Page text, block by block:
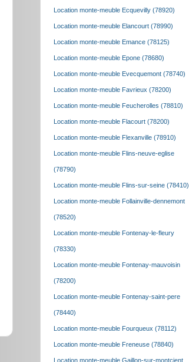
Location monte-meuble Ecquevilly (78920)
Location monte-meuble Elancourt (78990)
Location monte-meuble Emance (78125)
Location monte-meuble Epone (78680)
Location monte-meuble Evecquemont (78740)
Location monte-meuble Favrieux (78200)
Location monte-meuble Feucherolles (78810)
Location monte-meuble Flacourt (78200)
Location monte-meuble Flexanville (78910)
Location monte-meuble Flins-neuve-eglise
(78790)
Location monte-meuble Flins-sur-seine (78410)
Location monte-meuble Follainville-dennemont
(78520)
Location monte-meuble Fontenay-le-fleury
(78330)
Location monte-meuble Fontenay-mauvoisin
(78200)
Location monte-meuble Fontenay-saint-pere
(78440)
Location monte-meuble Fourqueux (78112)
Location monte-meuble Freneuse (78840)
Location monte-meuble Gaillon-sur-montcient